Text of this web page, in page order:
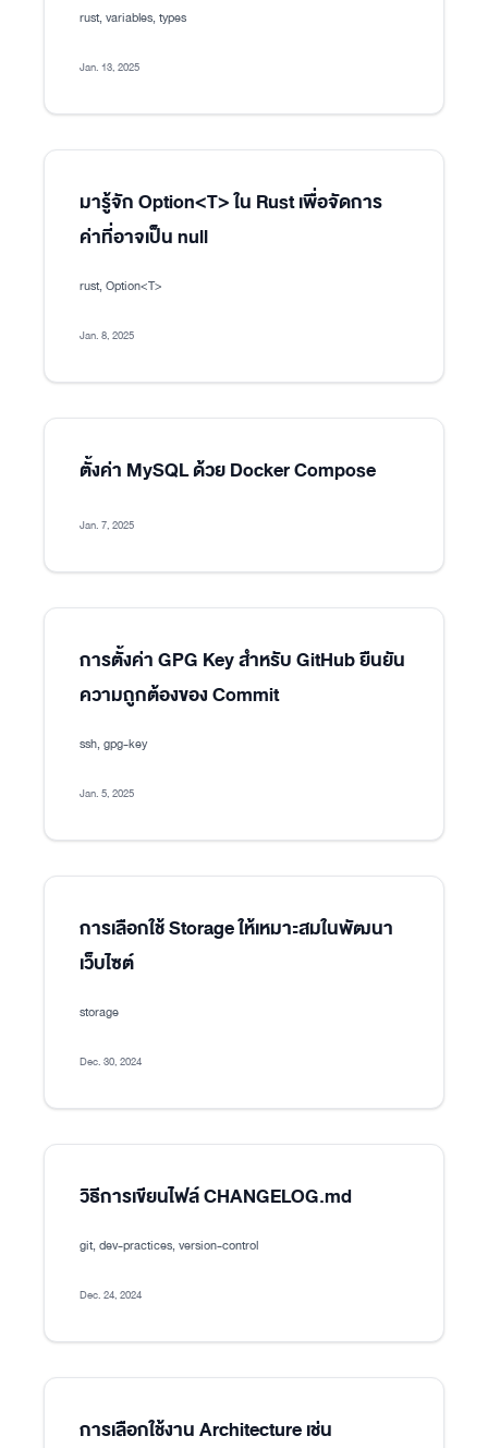
rust, variables, types
Jan. 13, 2025
มารู้จัก Option<T> ใน Rust เพื่อจัดการ
ค่าที่อาจเป็น null
rust, Option<T>
Jan. 8, 2025
ตั้งค่า MySQL ด้วย Docker Compose
Jan. 7, 2025
การตั้งค่า GPG Key สำหรับ GitHub ยืนยัน
ความถูกต้องของ Commit
ssh, gpg-key
Jan. 5, 2025
การเลือกใช้ Storage ให้เหมาะสมในพัฒนา
เว็บไซต์
storage
Dec. 30, 2024
วิธีการเขียนไฟล์ CHANGELOG.md
git, dev-practices, version-control
Dec. 24, 2024
การเลือกใช้งาน Architecture เช่น